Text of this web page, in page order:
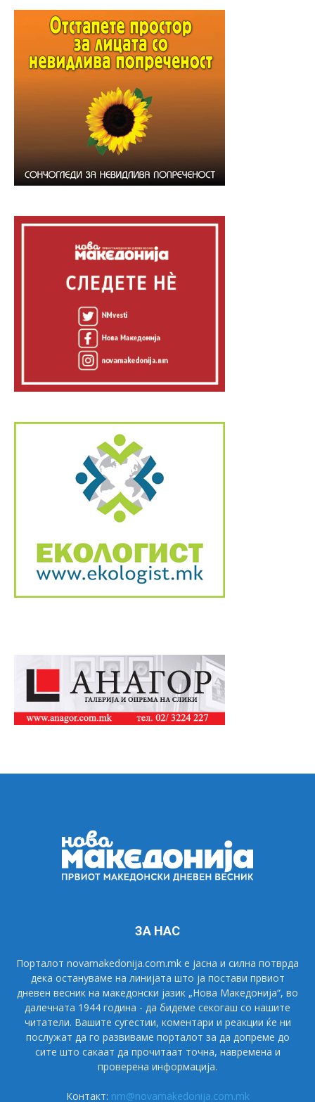
ЗА НАС
Порталот novamakedonija.com.mk е јасна и силна потврда
дека остануваме на линијата што ја постави првиот
дневен весник на македонски јазик „Нова Македонија“, во
далечната 1944 година - да бидеме секогаш со нашите
читатели. Вашите сугестии, коментари и реакции ќе ни
послужат да го развиваме порталот за да допреме до
сите што сакаат да прочитаат точна, навремена и
проверена информација.
Контакт: nm@novamakedonija.com.mk